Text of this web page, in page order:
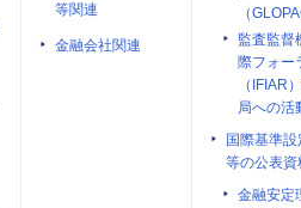
等関連
金融会社関連
（
監査監督
際フォー
（IFIAR
局への活
国際基準
等の公表資
金融安定